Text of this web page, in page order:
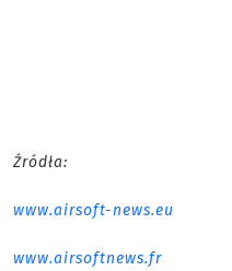
Źródła:
www.airsoft-news.eu
www.airsoftnews.fr